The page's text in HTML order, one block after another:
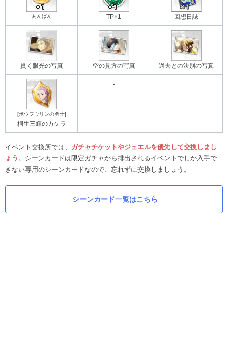
あんぱん TP×1 回想日誌
貫く眼光の写真 空の見方の写真 過去との決別の写真
[ボウフウリンの勇士]
桐生三輝のカケラ
-
-
イベント交換所では、 ガチャチケットやジュエルを優先して交換しまし
ょう 。シーンカードは限定ガチャから排出されるイベントでしか入手で
きない専用のシーンカードなので、忘れずに交換しましょう。
シーンカード一覧はこちら